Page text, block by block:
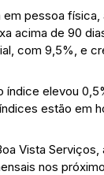
pessoa física,
acima de 90
com 9,5%, e
índice elevou
estão em
Vista
nos